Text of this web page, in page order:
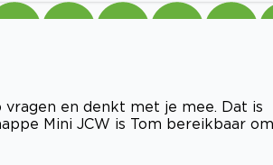
en denkt met je mee. Dat is
Mini JCW is Tom bereikbaar om